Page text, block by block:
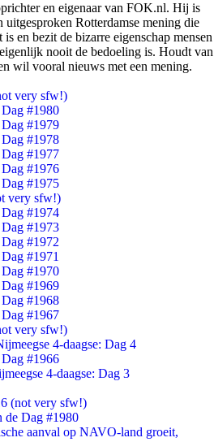
en eigenaar van FOK.nl. Hij is
uitgesproken Rotterdamse mening die
en bezit de bizarre eigenschap mensen
nooit de bedoeling is. Houdt van
wil vooral nieuws met een mening.
very sfw!)
#1980
#1979
#1978
#1977
#1976
#1975
very sfw!)
#1974
#1973
#1972
#1971
#1970
#1969
#1968
#1967
very sfw!)
4-daagse: Dag 4
#1966
4-daagse: Dag 3
(not very sfw!)
de Dag #1980
aanval op NAVO-land groeit,